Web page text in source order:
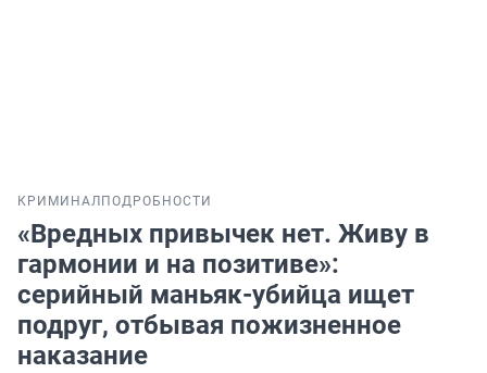
КРИМИНАЛ ПОДРОБНОСТИ
«Вредных привычек нет. Живу в
гармонии и на позитиве»:
серийный маньяк-убийца ищет
подруг, отбывая пожизненное
наказание